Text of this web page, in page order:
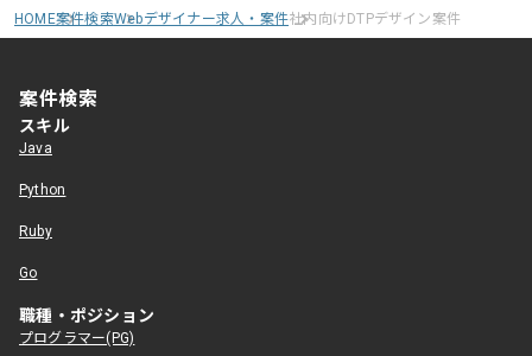
HOME案件検索Webデザイナー求人・案件社内向けDTPデザイン案件
案件検索
スキル
Java
Python
Ruby
Go
職種・ポジション
プログラマー(PG)